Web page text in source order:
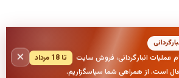
عملیات انبارگردانی، فروش سایت
تا 18 مرداد
است. از همراهی شما سپاسگزاریم.
×